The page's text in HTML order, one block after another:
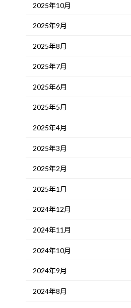
2025年10月
2025年9月
2025年8月
2025年7月
2025年6月
2025年5月
2025年4月
2025年3月
2025年2月
2025年1月
2024年12月
2024年11月
2024年10月
2024年9月
2024年8月